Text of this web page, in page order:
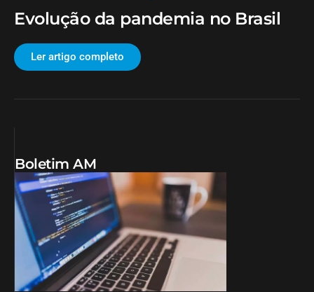
Evolução da pandemia no Brasil
Ler artigo completo
Boletim AM